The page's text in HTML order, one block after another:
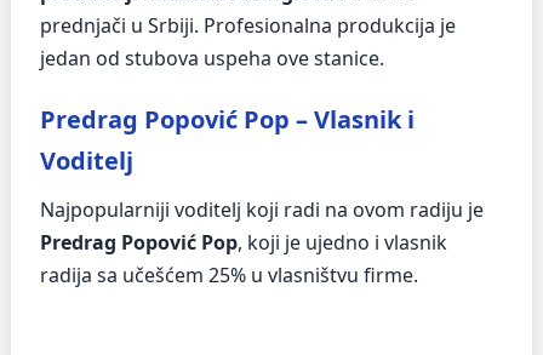
prednjači u Srbiji. Profesionalna produkcija je
jedan od stubova uspeha ove stanice.
Predrag Popović Pop – Vlasnik i
Voditelj
Najpopularniji voditelj koji radi na ovom radiju je
Predrag Popović Pop, koji je ujedno i vlasnik
radija sa učešćem 25% u vlasništvu firme.